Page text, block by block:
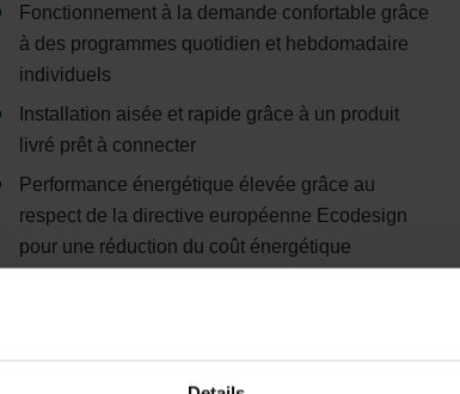
Fonctionnement à la demande confortable grâce
à des programmes quotidien et hebdomadaire
individuels
Installation aisée et rapide grâce à un produit
livré prêt à connecter
Performance énergétique élevée grâce au
respect de la directive européenne Ecodesign
pour une réduction du coût énergétique